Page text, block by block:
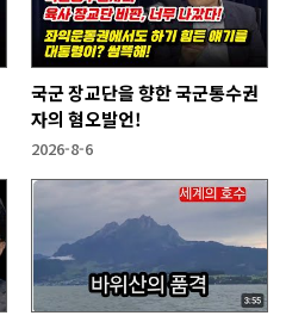
국군 장교단을 향한 국군통수권
자의 혐오발언!
2026-8-6